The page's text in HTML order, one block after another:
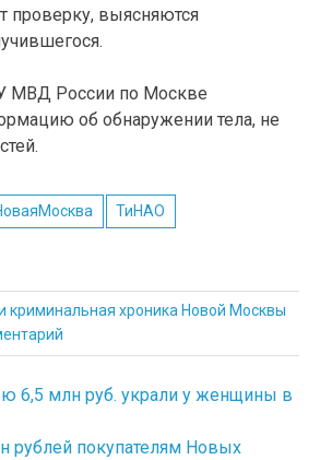
проверку, выясняются
МВД России по Москве
об обнаружении тела, не
ТиНАО
криминальная хроника Новой Москвы
6,5 млн руб. украли у женщины в
рублей покупателям Новых